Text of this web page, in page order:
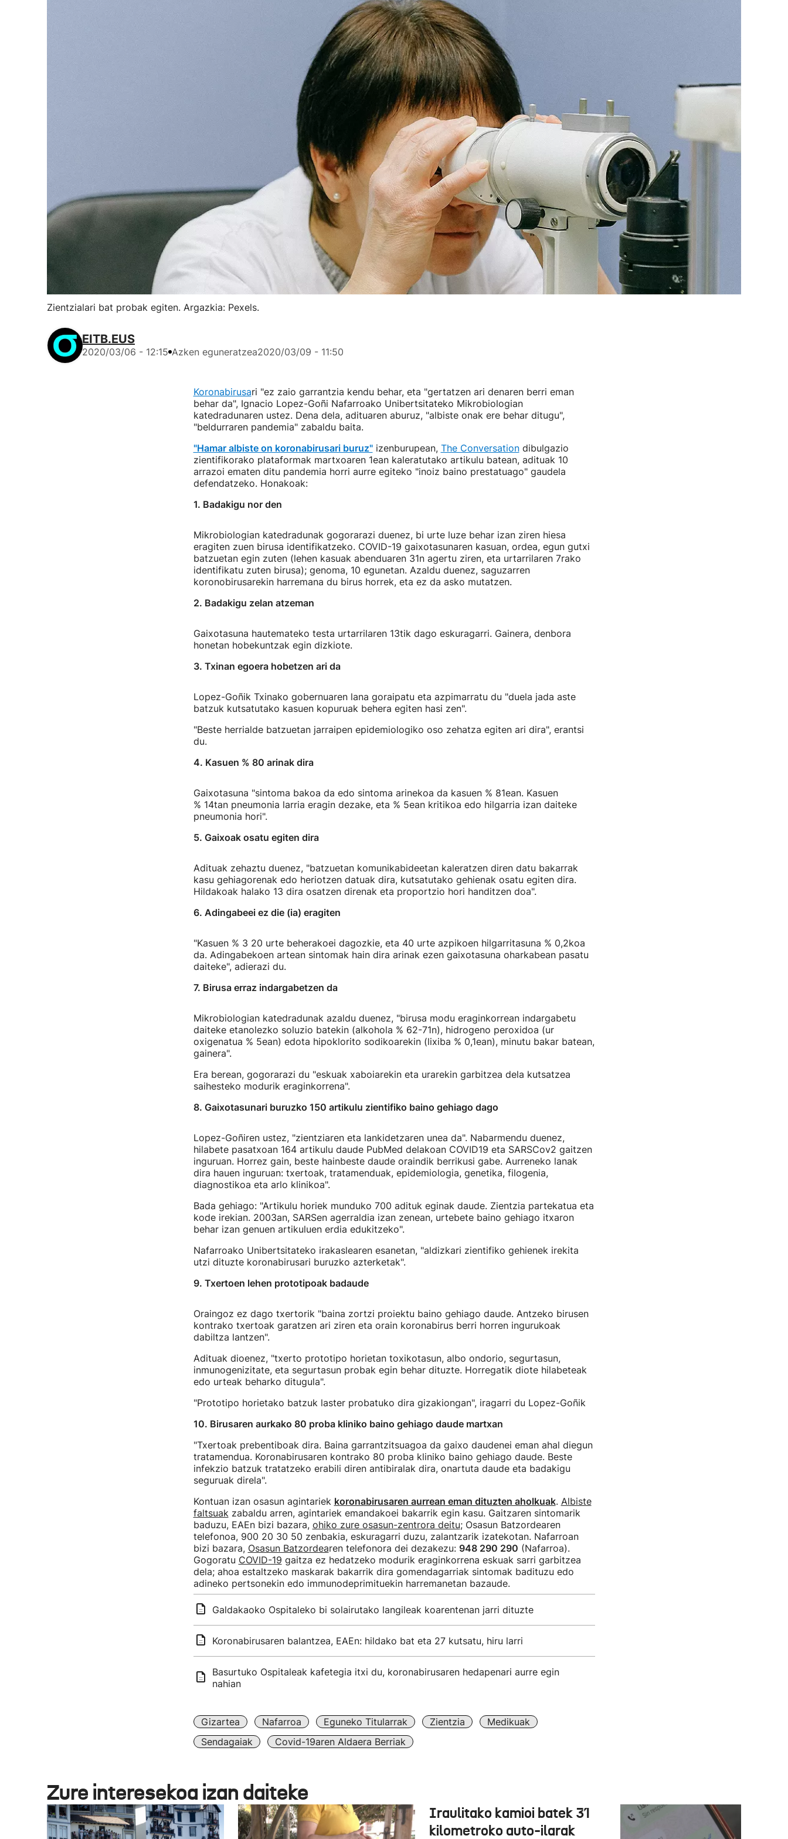
Zientzialari bat probak egiten. Argazkia: Pexels.
EITB.EUS
2020/03/06 - 12:15 Azken eguneratzea2020/03/09 - 11:50
Koronabirusari "ez zaio garrantzia kendu behar, eta "gertatzen ari denaren berri eman
behar da", Ignacio Lopez-Goñi Nafarroako Unibertsitateko Mikrobiologian
katedradunaren ustez. Dena dela, adituaren aburuz, "albiste onak ere behar ditugu",
"beldurraren pandemia" zabaldu baita.
"Hamar albiste on koronabirusari buruz"izenburupean, The Conversationdibulgazio
zientifikorako plataformak martxoaren 1ean kaleratutako artikulu batean, adituak 10
arrazoi ematen ditu pandemia horri aurre egiteko "inoiz baino prestatuago" gaudela
defendatzeko. Honakoak:
1. Badakigu nor den
Mikrobiologian katedradunak gogorarazi duenez, bi urte luze behar izan ziren hiesa
eragiten zuen birusa identifikatzeko. COVID-19 gaixotasunaren kasuan, ordea, egun gutxi
batzuetan egin zuten (lehen kasuak abenduaren 31n agertu ziren, eta urtarrilaren 7rako
identifikatu zuten birusa); genoma, 10 egunetan. Azaldu duenez, saguzarren
koronobirusarekin harremana du birus horrek, eta ez da asko mutatzen.
2. Badakigu zelan atzeman
Gaixotasuna hautemateko testa urtarrilaren 13tik dago eskuragarri. Gainera, denbora
honetan hobekuntzak egin dizkiote.
3. Txinan egoera hobetzen ari da
Lopez-Goñik Txinako gobernuaren lana goraipatu eta azpimarratu du "duela jada aste
batzuk kutsatutako kasuen kopuruak behera egiten hasi zen".
"Beste herrialde batzuetan jarraipen epidemiologiko oso zehatza egiten ari dira", erantsi
du.
4. Kasuen % 80 arinak dira
Gaixotasuna "sintoma bakoa da edo sintoma arinekoa da kasuen % 81ean. Kasuen
% 14tan pneumonia larria eragin dezake, eta % 5ean kritikoa edo hilgarria izan daiteke
pneumonia hori".
5. Gaixoak osatu egiten dira
Adituak zehaztu duenez, "batzuetan komunikabideetan kaleratzen diren datu bakarrak
kasu gehiagorenak edo heriotzen datuak dira, kutsatutako gehienak osatu egiten dira.
Hildakoak halako 13 dira osatzen direnak eta proportzio hori handitzen doa".
6. Adingabeei ez die (ia) eragiten
"Kasuen % 3 20 urte beherakoei dagozkie, eta 40 urte azpikoen hilgarritasuna % 0,2koa
da. Adingabekoen artean sintomak hain dira arinak ezen gaixotasuna oharkabean pasatu
daiteke", adierazi du.
7. Birusa erraz indargabetzen da
Mikrobiologian katedradunak azaldu duenez, "birusa modu eraginkorrean indargabetu
daiteke etanolezko soluzio batekin (alkohola % 62-71n), hidrogeno peroxidoa (ur
oxigenatua % 5ean) edota hipoklorito sodikoarekin (lixiba % 0,1ean), minutu bakar batean,
gainera".
Era berean, gogorarazi du "eskuak xaboiarekin eta urarekin garbitzea dela kutsatzea
saihesteko modurik eraginkorrena".
8. Gaixotasunari buruzko 150 artikulu zientifiko baino gehiago dago
Lopez-Goñiren ustez, "zientziaren eta lankidetzaren unea da". Nabarmendu duenez,
hilabete pasatxoan 164 artikulu daude PubMed delakoan COVID19 eta SARSCov2 gaitzen
inguruan. Horrez gain, beste hainbeste daude oraindik berrikusi gabe. Aurreneko lanak
dira hauen inguruan: txertoak, tratamenduak, epidemiologia, genetika, filogenia,
diagnostikoa eta arlo klinikoa".
Bada gehiago: "Artikulu horiek munduko 700 adituk eginak daude. Zientzia partekatua eta
kode irekian. 2003an, SARSen agerraldia izan zenean, urtebete baino gehiago itxaron
behar izan genuen artikuluen erdia edukitzeko".
Nafarroako Unibertsitateko irakaslearen esanetan, "aldizkari zientifiko gehienek irekita
utzi dituzte koronabirusari buruzko azterketak".
9. Txertoen lehen prototipoak badaude
Oraingoz ez dago txertorik "baina zortzi proiektu baino gehiago daude. Antzeko birusen
kontrako txertoak garatzen ari ziren eta orain koronabirus berri horren ingurukoak
dabiltza lantzen".
Adituak dioenez, "txerto prototipo horietan toxikotasun, albo ondorio, segurtasun,
inmunogenizitate, eta segurtasun probak egin behar dituzte. Horregatik diote hilabeteak
edo urteak beharko ditugula".
"Prototipo horietako batzuk laster probatuko dira gizakiongan", iragarri du Lopez-Goñik
10. Birusaren aurkako 80 proba kliniko baino gehiago daude martxan
"Txertoak prebentiboak dira. Baina garrantzitsuagoa da gaixo daudenei eman ahal diegun
tratamendua. Koronabirusaren kontrako 80 proba kliniko baino gehiago daude. Beste
infekzio batzuk tratatzeko erabili diren antibiralak dira, onartuta daude eta badakigu
seguruak direla".
Kontuan izan osasun agintariek koronabirusaren aurrean eman dituzten aholkuak. Albiste
faltsuakzabaldu arren, agintariek emandakoei bakarrik egin kasu. Gaitzaren sintomarik
baduzu, EAEn bizi bazara, ohiko zure osasun-zentrora deitu; Osasun Batzordearen
telefonoa, 900 20 30 50 zenbakia, eskuragarri duzu, zalantzarik izatekotan. Nafarroan
bizi bazara, Osasun Batzordearen telefonora dei dezakezu: 948 290 290 (Nafarroa).
Gogoratu COVID-19 gaitza ez hedatzeko modurik eraginkorrena eskuak sarri garbitzea
dela; ahoa estaltzeko maskarak bakarrik dira gomendagarriak sintomak badituzu edo
adineko pertsonekin edo immunodeprimituekin harremanetan bazaude.
Galdakaoko Ospitaleko bi solairutako langileak koarentenan jarri dituzte
Koronabirusaren balantzea, EAEn: hildako bat eta 27 kutsatu, hiru larri
Basurtuko Ospitaleak kafetegia itxi du, koronabirusaren hedapenari aurre egin
nahian
Gizartea Nafarroa Eguneko Titularrak Zientzia
Medikuak
Sendagaiak
Covid-19aren Aldaera Berriak
Zure interesekoa izan daiteke
Iraulitako kamioi batek 31
kilometroko auto-ilarak